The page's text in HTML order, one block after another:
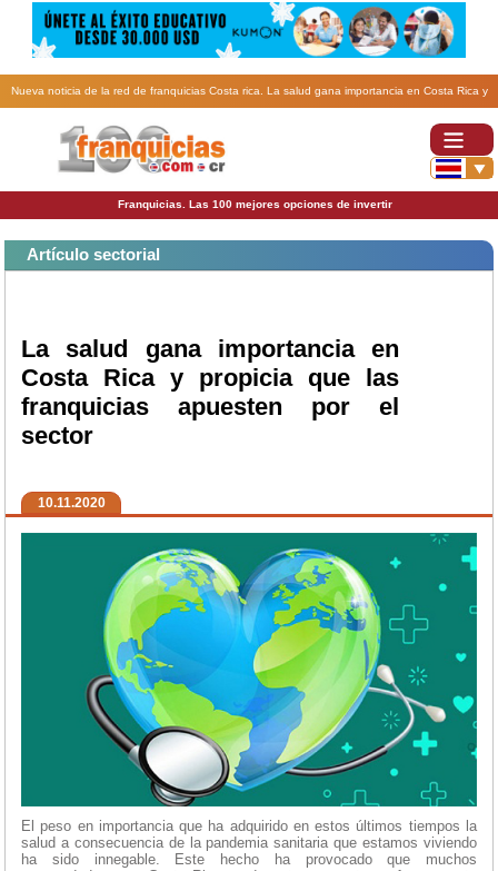
Nueva noticia de la red de franquicias Costa rica. La salud gana importancia en Costa Rica y
propicia que las franquicias apuesten por el sector.
Franquicias. Las 100 mejores opciones de invertir
Artículo sectorial
La salud gana importancia en
Costa Rica y propicia que las
franquicias apuesten por el
sector
10.11.2020
El peso en importancia que ha adquirido en estos últimos tiempos la
salud a consecuencia de la pandemia sanitaria que estamos viviendo
ha sido innegable. Este hecho ha provocado que muchos